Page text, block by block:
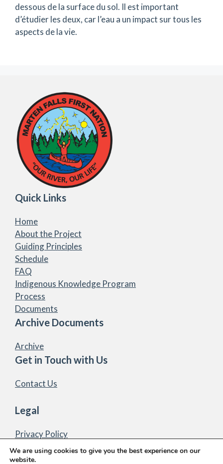
dessous de la surface du sol. Il est important
d’étudier les deux, car l’eau a un impact sur tous les
aspects de la vie.
Quick Links
Home
About the Project
Guiding Principles
Schedule
FAQ
Indigenous Knowledge Program
Process
Documents
Archive Documents
Archive
Get in Touch with Us
Contact Us
Legal
Privacy Policy
We are using cookies to give you the best experience on our
website.